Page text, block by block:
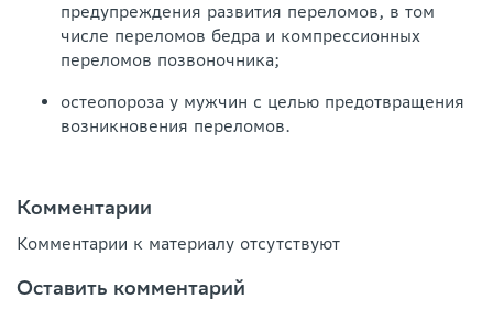
предупреждения развития переломов, в том
числе переломов бедра и компрессионных
переломов позвоночника;
остеопороза у мужчин с целью предотвращения
возникновения переломов.
Комментарии
Комментарии к материалу отсутствуют
Оставить комментарий